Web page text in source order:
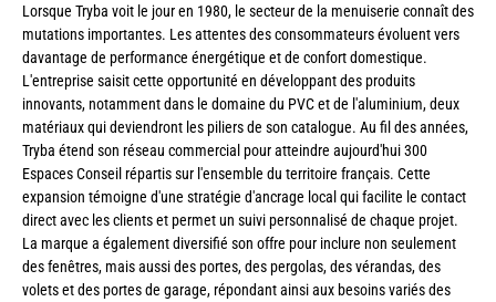
Lorsque Tryba voit le jour en 1980, le secteur de la menuiserie connaît des
mutations importantes. Les attentes des consommateurs évoluent vers
davantage de performance énergétique et de confort domestique.
L'entreprise saisit cette opportunité en développant des produits
innovants, notamment dans le domaine du PVC et de l'aluminium, deux
matériaux qui deviendront les piliers de son catalogue. Au fil des années,
Tryba étend son réseau commercial pour atteindre aujourd'hui 300
Espaces Conseil répartis sur l'ensemble du territoire français. Cette
expansion témoigne d'une stratégie d'ancrage local qui facilite le contact
direct avec les clients et permet un suivi personnalisé de chaque projet.
La marque a également diversifié son offre pour inclure non seulement
des fenêtres, mais aussi des portes, des pergolas, des vérandas, des
volets et des portes de garage, répondant ainsi aux besoins variés des